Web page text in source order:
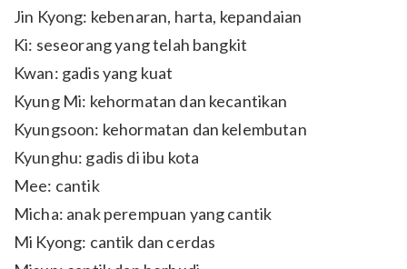
Jin Kyong: kebenaran, harta, kepandaian
Ki: seseorang yang telah bangkit
Kwan: gadis yang kuat
Kyung Mi: kehormatan dan kecantikan
Kyungsoon: kehormatan dan kelembutan
Kyunghu: gadis di ibu kota
Mee: cantik
Micha: anak perempuan yang cantik
Mi Kyong: cantik dan cerdas